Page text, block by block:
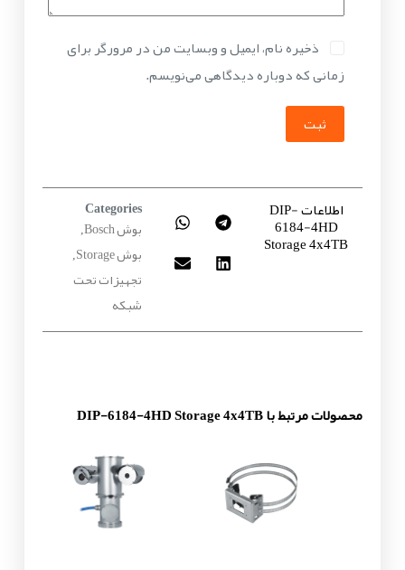
ذخیره نام، ایمیل و وبسایت من در مرورگر برای
زمانی که دوباره دیدگاهی می‌نویسم.
ثبت
اطلاعات DIP-
6184-4HD
Storage 4x4TB
Categories
بوش Bosch ,
بوش Storage ,
تجهیزات تحت
شبکه
محصولات مرتبط با DIP-6184-4HD Storage 4x4TB